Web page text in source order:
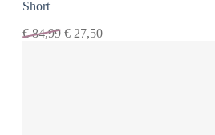
Short
€84,99 € 27,50